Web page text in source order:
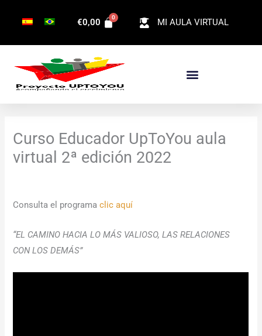
MI AULA VIRTUAL
€0,00
Curso Educador UpToYou aula
virtual 2ª edición 2022
Consulta el programaclic aquí
“EL CAMINO HACIA LO MÁS VALIOSO, LAS RELACIONES
CON LOS DEMÁS”